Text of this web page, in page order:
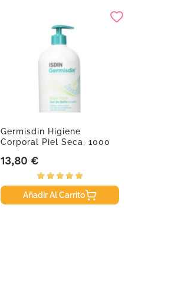
Germisdin Higiene
Corporal Piel Seca, 1000
Precio
13,80 €
Añadir Al Carrito